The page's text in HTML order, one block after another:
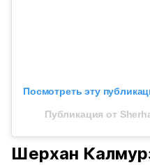
Посмотреть эту
Публикация от
Шерхан